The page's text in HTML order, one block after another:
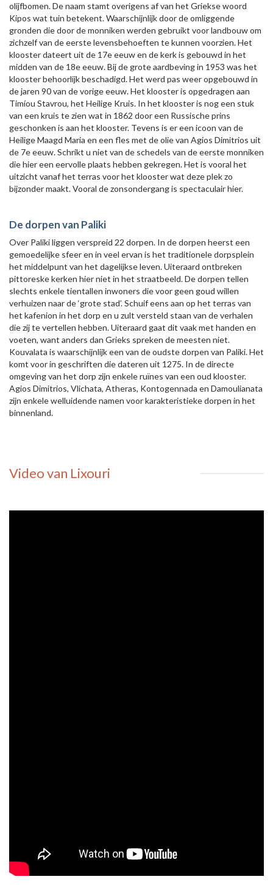
olijfbomen. De naam stamt overigens af van het Griekse woord
Kipos wat tuin betekent. Waarschijnlijk door de omliggende
gronden die door de monniken werden gebruikt voor landbouw om
zichzelf van de eerste levensbehoeften te kunnen voorzien. Het
klooster dateert uit de 17e eeuw en de kerk is gebouwd in het
midden van de 18e eeuw. Bij de grote aardbeving in 1953 was het
klooster behoorlijk beschadigd. Het werd pas weer opgebouwd in
de jaren 90 van de vorige eeuw. Het klooster is opgedragen aan
Timíou Stavrou, het Heilige Kruis. In het klooster is nog een stuk
van een kruis te zien wat in 1862 door een Russische prins
geschonken is aan het klooster. Tevens is er een icoon van de
Heilige Maagd Maria en een fles met de olie van Agios Dimitrios uit
de 7e eeuw. Schrikt u niet van de schedels van de eerste monniken
die hier een eervolle plaats hebben gekregen. Het is vooral het
uitzicht vanaf het terras voor het klooster wat deze plek zo
bijzonder maakt. Vooral de zonsondergang is spectaculair hier.
De dorpen van Paliki
Over Paliki liggen verspreid 22 dorpen. In de dorpen heerst een
gemoedelijke sfeer en in veel ervan is het traditionele dorpsplein
het middelpunt van het dagelijkse leven. Uiteraard ontbreken
pittoreske kerken hier niet in het straatbeeld. De dorpen tellen
slechts enkele tientallen inwoners die voor geen goud willen
verhuizen naar de ‘grote stad’. Schuif eens aan op het terras van
het kafenion in het dorp en u zult versteld staan van de verhalen
die zij te vertellen hebben. Uiteraard gaat dit vaak met handen en
voeten, want anders dan Grieks spreken de meesten niet.
Kouvalata is waarschijnlijk een van de oudste dorpen van Paliki. Het
komt voor in geschriften die dateren uit 1275. In de directe
omgeving van het dorp zijn enkele ruïnes van een oud klooster.
Agios Dimitrios, Vlichata, Atheras, Kontogennada en Damoulianata
zijn enkele welluidende namen voor karakteristieke dorpen in het
binnenland.
Video van Lixouri